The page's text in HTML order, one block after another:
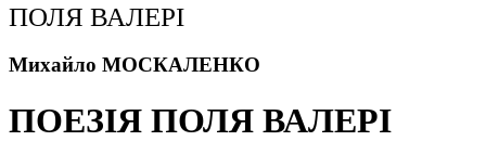
ПОЛЯ ВАЛЕРІ
Михайло МОСКАЛЕНКО
ПОЕЗІЯ ПОЛЯ ВАЛЕРІ